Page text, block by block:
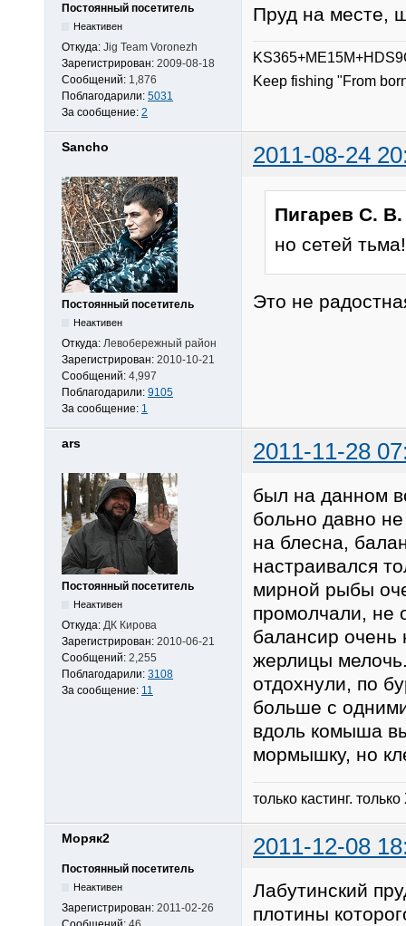
Постоянный посетитель
Неактивен
Откуда: Jig Team Voronezh
Зарегистрирован: 2009-08-18
Сообщений: 1,876
Поблагодарили: 5031
За сообщение: 2
Пруд на месте,
Keep fishing "From
Sancho 2011-08-24
Постоянный посетитель
Неактивен
Откуда: Левобережный район
Зарегистрирован: 2010-10-21
Сообщений: 4,997
Поблагодарили: 9105
За сообщение: 1
Пигарев С.
но сетей тьма!
Это не
ars 2011-11-28
Постоянный посетитель
Неактивен
Откуда: ДК Кирова
Зарегистрирован: 2010-06-21
Сообщений: 2,255
Поблагодарили: 3108
За сообщение: 11
был на данном
больно давно
на блесна,
настраивался
мирной рыбы
промолчали, не
балансир очень
жерлицы
отдохнули, по
больше с
вдоль комыша
мормышку, но
только кастинг.
Моряк2 2011-12-08
Постоянный посетитель
Неактивен
Зарегистрирован: 2011-02-26
Лабутинский
плотины